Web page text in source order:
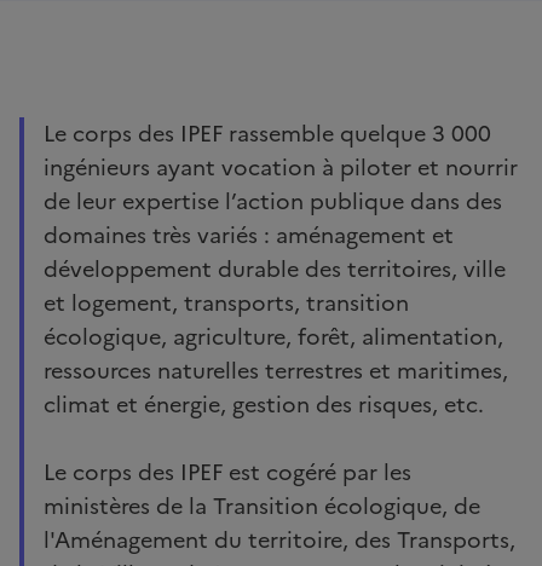
Le corps des IPEF rassemble quelque 3 000
ingénieurs ayant vocation à piloter et nourrir
de leur expertise l’action publique dans des
domaines très variés : aménagement et
développement durable des territoires, ville
et logement, transports, transition
écologique, agriculture, forêt, alimentation,
ressources naturelles terrestres et maritimes,
climat et énergie, gestion des risques, etc.
Le corps des IPEF est cogéré par les
ministères de la Transition écologique, de
l'Aménagement du territoire, des Transports,